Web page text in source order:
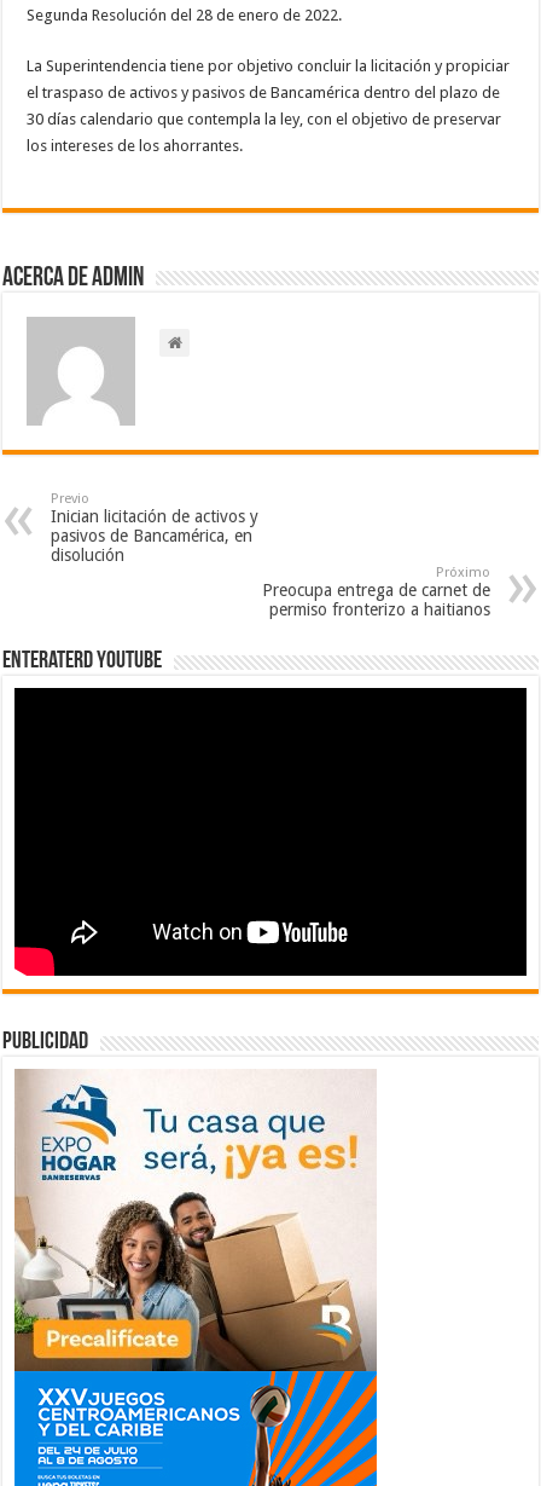
Segunda Resolución del 28 de enero de 2022.
La Superintendencia tiene por objetivo concluir la licitación y propiciar
el traspaso de activos y pasivos de Bancamérica dentro del plazo de
30 días calendario que contempla la ley, con el objetivo de preservar
los intereses de los ahorrantes.
Acerca de admin
Previo
Inician licitación de activos y
pasivos de Bancamérica, en
disolución
Próximo
Preocupa entrega de carnet de
permiso fronterizo a haitianos
EnterateRD YOUTUBE
publicidad